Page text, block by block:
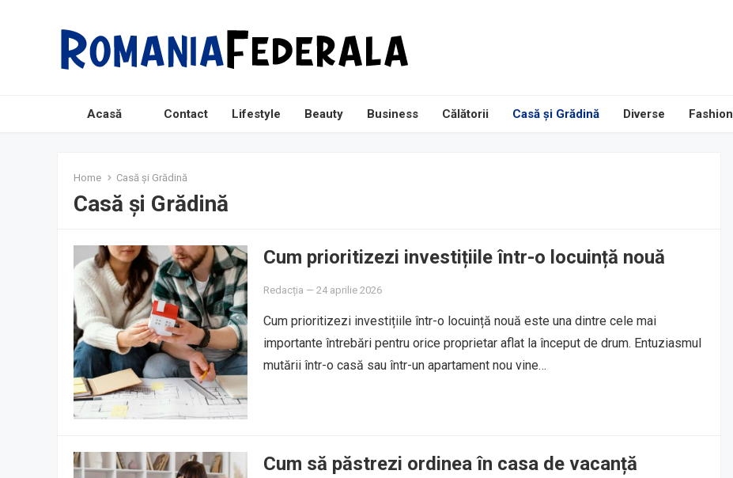
Acasă Contact Lifestyle Beauty Business Călătorii Casă și Grădină Diverse Fashion
Home Casă și Grădină
Casă și Grădină
Cum prioritizezi investițiile într-o locuință nouă
Redacția — 24 aprilie 2026
Cum prioritizezi investițiile într-o locuință nouă este una dintre cele mai
importante întrebări pentru orice proprietar aflat la început de drum. Entuziasmul
mutării într-o casă sau într-un apartament nou vine…
Cum să păstrezi ordinea în casa de vacanță